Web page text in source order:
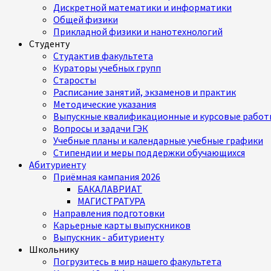
Дискретной математики и информатики
Общей физики
Прикладной физики и нанотехнологий
Студенту
Студактив факультета
Кураторы учебных групп
Старосты
Расписание занятий, экзаменов и практик
Методические указания
Выпускные квалификационные и курсовые
Вопросы и задачи ГЭК
Учебные планы и календарные учебные графики
Стипендии и меры поддержки обучающихся
Абитуриенту
Приёмная кампания 2026
БАКАЛАВРИАТ
МАГИСТРАТУРА
Направления подготовки
Карьерные карты выпускников
Выпускник - абитуриенту
Школьнику
Погрузитесь в мир нашего факультета